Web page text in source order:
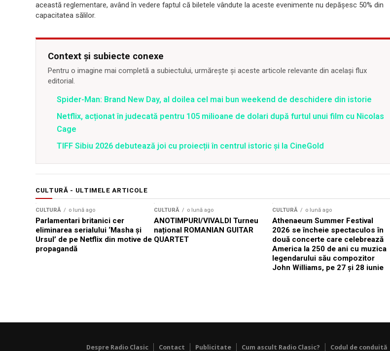
această reglementare, având în vedere faptul că biletele vândute la aceste evenimente nu depășesc 50% din
capacitatea sălilor.
Context și subiecte conexe
Pentru o imagine mai completă a subiectului, urmărește și aceste articole relevante din același flux
editorial.
Spider-Man: Brand New Day, al doilea cel mai bun weekend de deschidere din istorie
Netflix, acționat în judecată pentru 105 milioane de dolari după furtul unui film cu Nicolas
Cage
TIFF Sibiu 2026 debutează joi cu proiecții în centrul istoric și la CineGold
CULTURĂ - ULTIMELE ARTICOLE
CULTURĂ o lună ago
Parlamentari britanici cer
eliminarea serialului ‘Masha și
Ursul’ de pe Netflix din motive de
propagandă
CULTURĂ o lună ago
ANOTIMPURI/VIVALDI Turneu
național ROMANIAN GUITAR
QUARTET
CULTURĂ o lună ago
Athenaeum Summer Festival
2026 se încheie spectaculos în
două concerte care celebrează
America la 250 de ani cu muzica
legendarului său compozitor
John Williams, pe 27 și 28 iunie
Despre Radio Clasic Contact Publicitate Cum ascult Radio Clasic? Codul de conduită